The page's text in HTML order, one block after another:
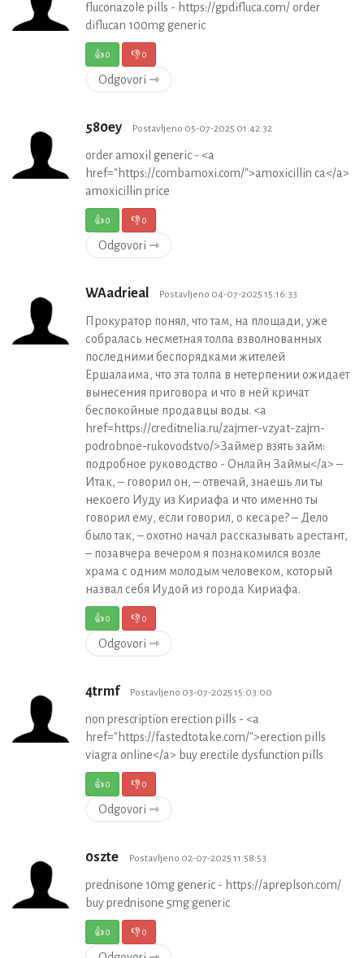
fluconazole pills - https://gpdifluca.com/ order
diflucan 100mg generic
👍0 👎0
Odgovori ⇾
580ey Postavljeno 05-07-2025 01:42:32
order amoxil generic - <a
href="https://combamoxi.com/">amoxicillin ca</a>
amoxicillin price
👍0 👎0
Odgovori ⇾
WAadrieal Postavljeno 04-07-2025 15:16:33
Прокуратор понял, что там, на площади, уже
собралась несметная толпа взволнованных
последними беспорядками жителей
Ершалаима, что эта толпа в нетерпении ожидает
вынесения приговора и что в ней кричат
беспокойные продавцы воды. <a
href=https://creditnelia.ru/zajmer-vzyat-zajm-
podrobnoe-rukovodstvo/>Займер взять займ:
подробное руководство - Онлайн Займы</a> –
Итак, – говорил он, – отвечай, знаешь ли ты
некоего Иуду из Кириафа и что именно ты
говорил ему, если говорил, о кесаре? – Дело
было так, – охотно начал рассказывать арестант,
– позавчера вечером я познакомился возле
храма с одним молодым человеком, который
назвал себя Иудой из города Кириафа.
👍0 👎0
Odgovori ⇾
4trmf Postavljeno 03-07-2025 15:03:00
non prescription erection pills - <a
href="https://fastedtotake.com/">erection pills
viagra online</a> buy erectile dysfunction pills
👍0 👎0
Odgovori ⇾
0szte Postavljeno 02-07-2025 11:58:53
prednisone 10mg generic - https://apreplson.com/
buy prednisone 5mg generic
👍0 👎0